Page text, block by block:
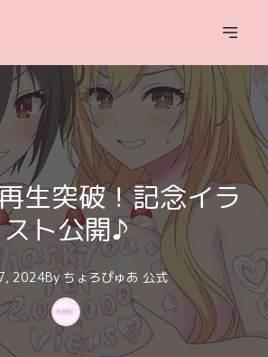
生突破！記念イラ
スト公開♪
2024By ちょろぴゅあ 公式